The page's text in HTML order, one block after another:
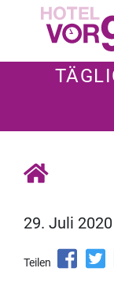
29. Juli
Teilen